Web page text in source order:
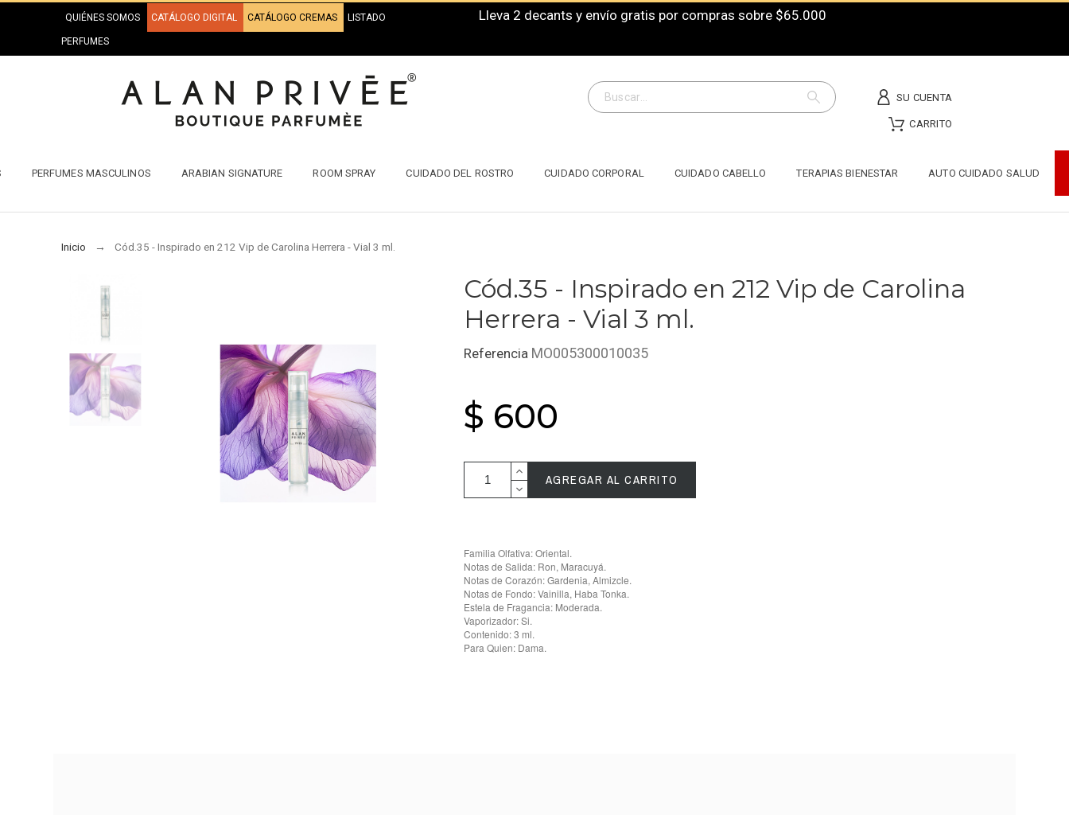
QUIÉNES SOMOS CATÁLOGO DIGITAL CATÁLOGO CREMAS LISTADO
PERFUMES
Lleva 2 decants y envío gratis por compras sobre $65.000
SU CUENTA
CARRITO
PERFUMES MASCULINOS ARABIAN SIGNATURE ROOM SPRAY CUIDADO DEL ROSTRO CUIDADO CORPORAL CUIDADO CABELLO TERAPIAS BIENESTAR AUTO CUIDADO SALUD
Inicio Cód.35 - Inspirado en 212 Vip de Carolina Herrera - Vial 3 ml.
Cód.35 - Inspirado en 212 Vip de Carolina
Herrera - Vial 3 ml.
Referencia MO005300010035
$ 600
AGREGAR AL CARRITO
Familia Olfativa: Oriental.
Notas de Salida: Ron, Maracuyá.
Notas de Corazón: Gardenia, Almizcle.
Notas de Fondo: Vainilla, Haba Tonka.
Estela de Fragancia: Moderada.
Vaporizador: Si.
Contenido: 3 ml.
Para Quien: Dama.